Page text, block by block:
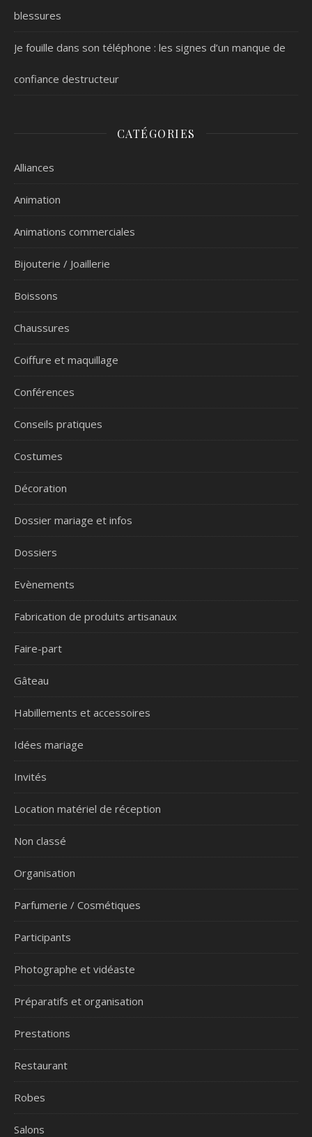
blessures
Je fouille dans son téléphone : les signes d’un manque de
confiance destructeur
CATÉGORIES
Alliances
Animation
Animations commerciales
Bijouterie / Joaillerie
Boissons
Chaussures
Coiffure et maquillage
Conférences
Conseils pratiques
Costumes
Décoration
Dossier mariage et infos
Dossiers
Evènements
Fabrication de produits artisanaux
Faire-part
Gâteau
Habillements et accessoires
Idées mariage
Invités
Location matériel de réception
Non classé
Organisation
Parfumerie / Cosmétiques
Participants
Photographe et vidéaste
Préparatifs et organisation
Prestations
Restaurant
Robes
Salons